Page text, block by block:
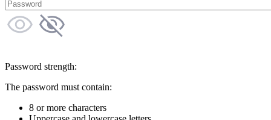
Password strength:
The password must contain:
8 or more characters